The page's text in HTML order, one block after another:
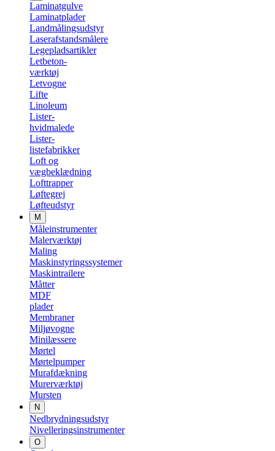
Laminatgulve
Laminatplader
Landmålingsudstyr
Laserafstandsmålere
Legepladsartikler
Letbeton-
værktøj
Letvogne
Lifte
Linoleum
Lister-
hvidmalede
Lister-
listefabrikker
Loft og
vægbeklædning
Lofttrapper
Løftegrej
Løfteudstyr
M
Måleinstrumenter
Malerværktøj
Maling
Maskinstyringssystemer
Maskintrailere
Måtter
MDF
plader
Membraner
Miljøvogne
Minilæssere
Mørtel
Mørtelpumper
Murafdækning
Murerværktøj
Mursten
N
Nedbrydningsudstyr
Nivelleringsinstrumenter
O